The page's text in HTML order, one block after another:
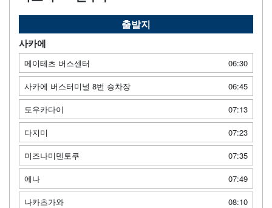
출발지
사카에
메이테츠 버스센터
06:30
사카에 버스터미널 8번 승차장
06:45
도우카다이
07:13
다지미
07:23
미즈나미덴토쿠
07:35
에나
07:49
나카츠가와
08:10